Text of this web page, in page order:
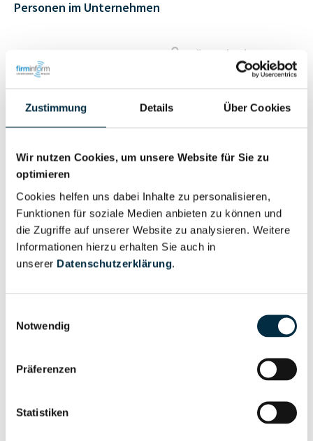
Zustimmung Details Über Cookies
Wir nutzen Cookies, um unsere Website für Sie zu
optimieren
Cookies helfen uns dabei Inhalte zu personalisieren,
Funktionen für soziale Medien anbieten zu können und
die Zugriffe auf unserer Website zu analysieren. Weitere
Informationen hierzu erhalten Sie auch in
unserer Datenschutzerklärung.
Notwendig
Präferenzen
Statistiken
Personen im Unternehmen
Geschäftsführer (2)
Für registrierte
Wirtschaftlich
anfragen
Eigentums- und Kontrollstruktur
Unternehmensnetzwerk
Unternehmensprofil